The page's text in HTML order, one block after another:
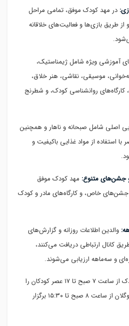
در مهد کودک موفق، تمامی مراحل
طریق بازی‌ها و فعالیت‌های خلاقانه
آموزشی ویژه شامل ژیمناستیک،
موسیقی، نقاشی، هنر خلاق،
کارگاه‌های روانشناسی کودک، و شطرنج
اصلی شامل صبحانه و ناهار و همچنین
استفاده از مواد غذایی باکیفیت و
جشن‌های متنوع: مهد کودک موفق
خاص، و کارگاه‌های مادر و کودک
والدین اطلاعات روزانه و گزارش‌های
کانال ارتباطی دریافت می‌کنند،
و سه‌ماهه ارزیابی می‌شوند.
مهد کودک از ساعت ۷ صبح تا ۱۷ عصر کودکان را
پذیرایی می‌کند و کلاس‌های نوگلان از ساعت ۸ صبح تا ۱۵:۳۰ برگزار